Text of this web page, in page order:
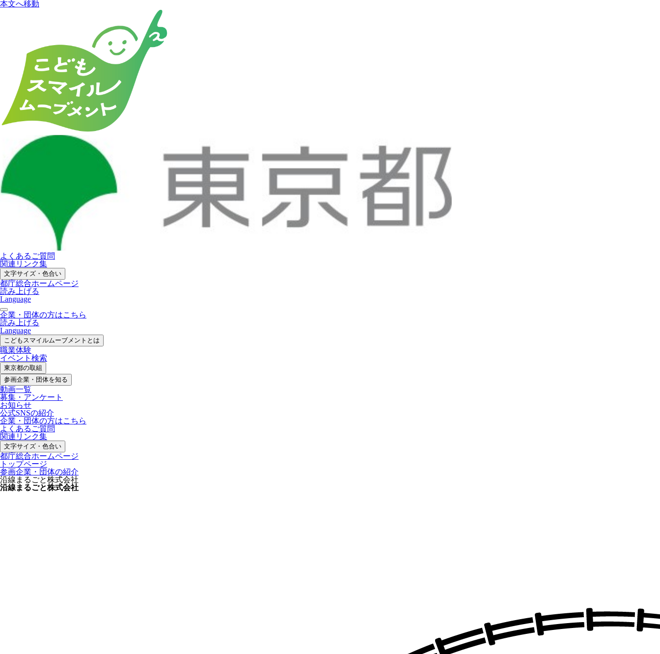
本文へ移動
よくあるご質問
関連リンク集
文字サイズ・色合い
都庁総合ホームページ
読み上げる
Language
企業・団体の方はこちら
読み上げる
Language
こどもスマイルムーブメントとは
職業体験
イベント検索
東京都の取組
参画企業・ 団体を知る
動画一覧
募集・ アンケート
お知らせ
公式SNSの紹介
企業・団体の方はこちら
よくあるご質問
関連リンク集
文字サイズ・色合い
都庁総合ホームページ
トップページ
参画企業・団体の紹介
沿線まるごと株式会社
沿線まるごと株式会社